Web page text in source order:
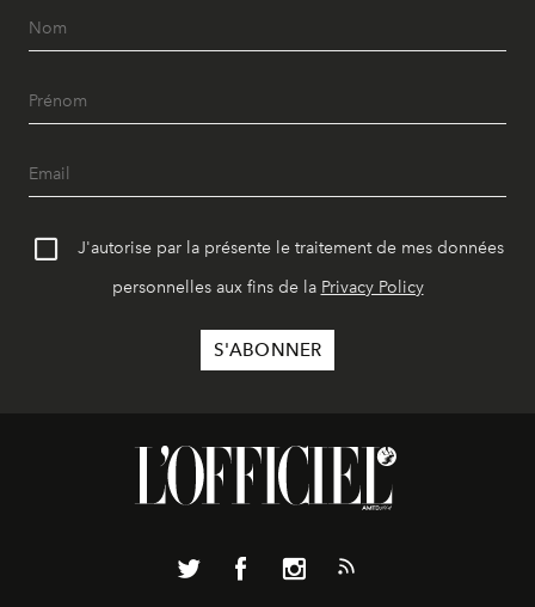
J'autorise par la présente le traitement de mes données
personnelles aux fins de la Privacy Policy